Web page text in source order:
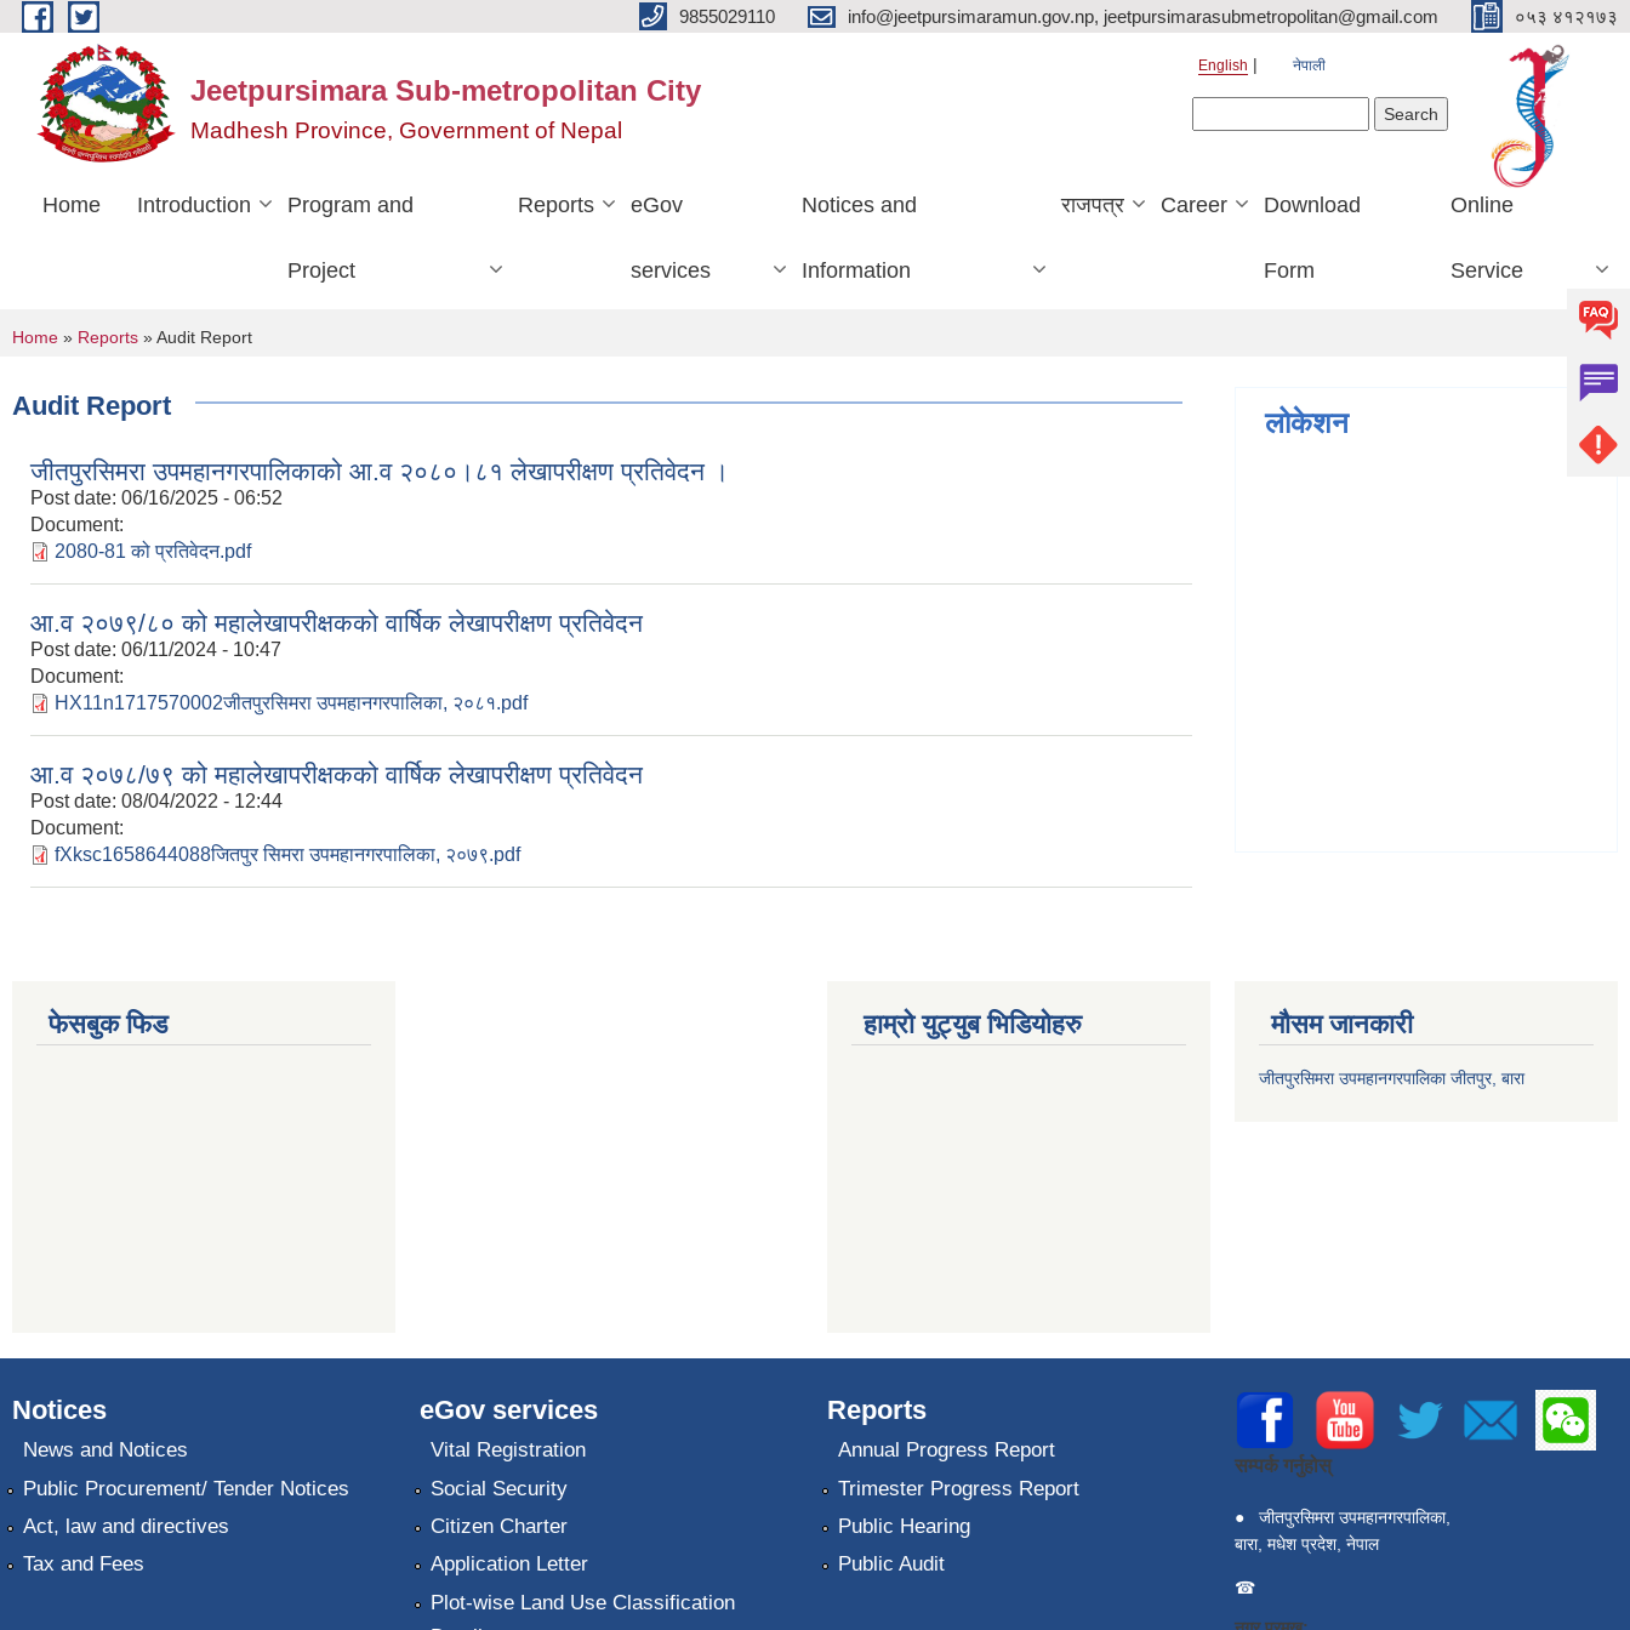
Skip to main content 9855029110 info@jeetpursimaramun.gov.np, jeetpursimarasubmetropolitan@gmail.com ०५३ ४१२१७३
Jeetpursimara Sub-metropolitan City
Madhesh Province, Government of Nepal
English नेपाली
Home Introduction Program and
Project
Reports eGov
services
Notices and
Information
राजपत्र Career Download
Form
Online
Service
You are here
Home » Reports » Audit Report
Audit Report
जीतपुरसिमरा उपमहानगरपालिकाको आ.व २०८०।८१ लेखापरीक्षण प्रतिवेदन ।
Post date: 06/16/2025 - 06:52
Document:
2080-81 को प्रतिवेदन.pdf
आ.व २०७९/८० को महालेखापरीक्षकको वार्षिक लेखापरीक्षण प्रतिवेदन
Post date: 06/11/2024 - 10:47
Document:
HX11n1717570002जीतपुरसिमरा उपमहानगरपालिका, २०८१.pdf
आ.व २०७८/७९ को महालेखापरीक्षकको वार्षिक लेखापरीक्षण प्रतिवेदन
Post date: 08/04/2022 - 12:44
Document:
fXksc1658644088जितपुर सिमरा उपमहानगरपालिका, २०७९.pdf
लोकेशन
फेसबुक फिड हाम्रो युट्युब भिडियोहरु मौसम जानकारी
जीतपुरसिमरा उपमहानगरपालिका जीतपुर, बारा
Notices
News and Notices
Public Procurement/ Tender Notices
Act, law and directives
Tax and Fees
eGov services
Vital Registration
Social Security
Citizen Charter
Application Letter
Plot-wise Land Use Classification
Reports
Annual Progress Report
Trimester Progress Report
Public Hearing
Public Audit
सम्पर्क गर्नुहोस्
●
जीतपुरसिमरा उपमहानगरपालिका,
बारा, मधेश प्रदेश, नेपाल
☎